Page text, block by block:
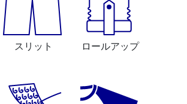
スリット ロールアップ